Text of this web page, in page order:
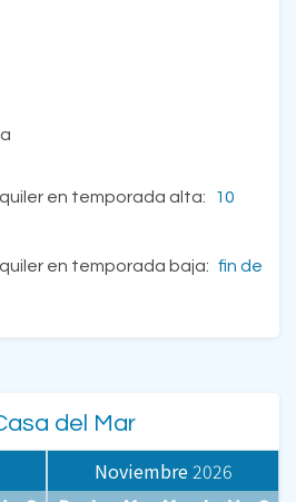
en temporada alta:
10
en temporada baja: fin de
del Mar
Noviembre2026